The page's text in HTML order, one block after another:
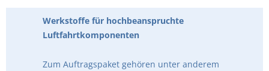
Werkstoffe für hochbeanspruchte
Luftfahrtkomponenten
Zum Auftragspaket gehören unter anderem